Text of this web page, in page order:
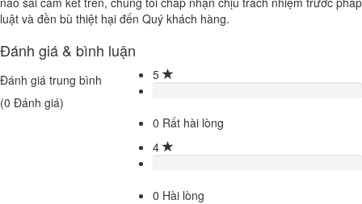
luật và đền bù thiệt hại đến Quý khách hàng.
Đánh giá & bình luận
Đánh giá trung bình
(0 Đánh giá)
5
0 Rất hài lòng
4
0 Hài lòng